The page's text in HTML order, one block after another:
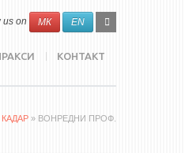
SEARCH
FORM
Search
us on МК EN
КОНТАКТ
» ВОНРЕДНИ ПРОФ.